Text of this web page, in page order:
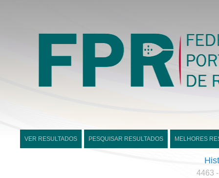
VER RESULTADOS PESQUISAR RESULTADOS MELHORES
4463